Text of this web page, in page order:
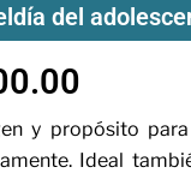
del
y propósito
Ideal